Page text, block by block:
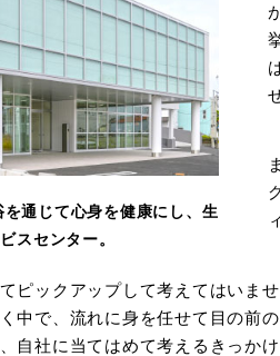
通じて心身を健康にし、生
スセンター。
ピックアップして考えてはいま
中で、流れに身を任せて目の前
自社に当てはめて考えるきっかけ